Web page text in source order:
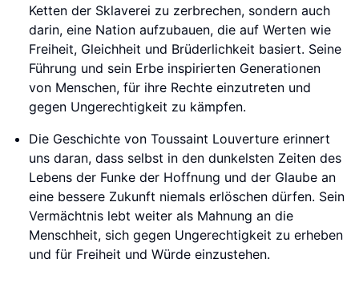
Ketten der Sklaverei zu zerbrechen, sondern auch
darin, eine Nation aufzubauen, die auf Werten wie
Freiheit, Gleichheit und Brüderlichkeit basiert. Seine
Führung und sein Erbe inspirierten Generationen
von Menschen, für ihre Rechte einzutreten und
gegen Ungerechtigkeit zu kämpfen.
Die Geschichte von Toussaint Louverture erinnert
uns daran, dass selbst in den dunkelsten Zeiten des
Lebens der Funke der Hoffnung und der Glaube an
eine bessere Zukunft niemals erlöschen dürfen. Sein
Vermächtnis lebt weiter als Mahnung an die
Menschheit, sich gegen Ungerechtigkeit zu erheben
und für Freiheit und Würde einzustehen.